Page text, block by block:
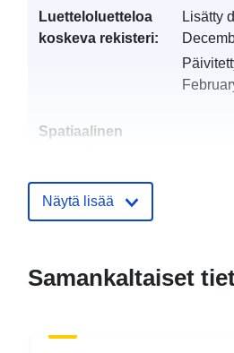
Luetteloluetteloa
koskeva rekisteri:
Lisätty
Spatiaalinen
Tunnisteet:
9375-
Näytä lisää
Samankaltaiset